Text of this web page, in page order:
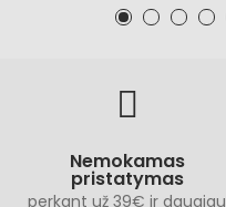
Nemokamas
pristatymas
perkant už 39€ ir daugiau